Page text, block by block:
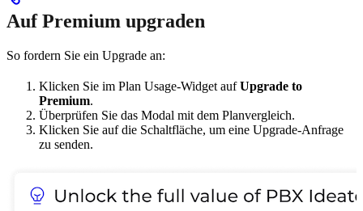
Auf Premium upgraden
So fordern Sie ein Upgrade an:
Klicken Sie im Plan Usage-Widget aufUpgrade to
Premium.
Überprüfen Sie das Modal mit dem Planvergleich.
Klicken Sie auf die Schaltfläche, um eine Upgrade-Anfrage
zu senden.